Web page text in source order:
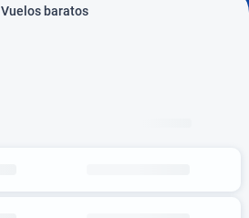
Vuelos baratos